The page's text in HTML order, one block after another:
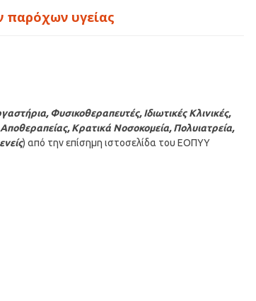
παρόχων υγείας
Φυσικοθεραπευτές, Ιδιωτικές Κλινικές,
Κρατικά Νοσοκομεία, Πολυιατρεία,
) από την επίσημη ιστοσελίδα του ΕΟΠΥΥ